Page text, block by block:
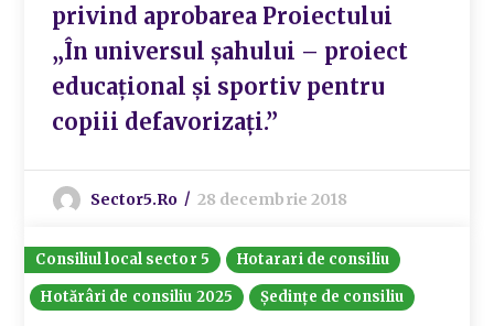
privind aprobarea Proiectului
„În universul şahului – proiect
educaţional şi sportiv pentru
copiii defavorizaţi.”
Sector5.ro 28 decembrie 2018
Consiliul local sector 5
Hotarari de consiliu
Hotărâri de consiliu 2025
Ședințe de consiliu